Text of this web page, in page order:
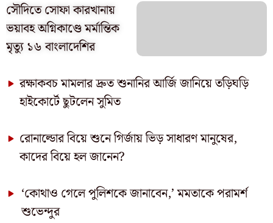
সৌদিতে সোফা কারখানায়
ভয়াবহ অগ্নিকাণ্ডে মর্মান্তিক
মৃত্যু ১৬ বাংলাদেশির
রক্ষাকবচ মামলার দ্রুত শুনানির আর্জি জানিয়ে তড়িঘড়ি
হাইকোর্টে ছুটলেন সুমিত
রোনাল্ডোর বিয়ে শুনে গির্জায় ভিড় সাধারণ মানুষের,
কাদের বিয়ে হল জানেন?
‘কোথাও গেলে পুলিশকে জানাবেন,’ মমতাকে পরামর্শ
শুভেন্দুর